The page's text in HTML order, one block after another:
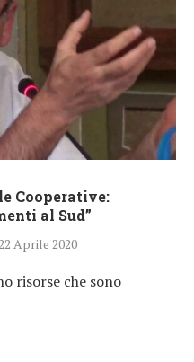
Cooperative:
al Sud”
22 Aprile 2020
risorse che sono